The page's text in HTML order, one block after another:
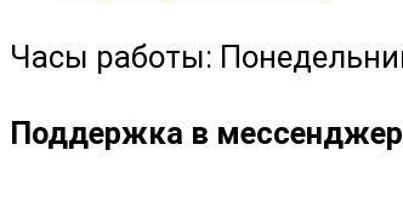
Часы работы:
Поддержка в